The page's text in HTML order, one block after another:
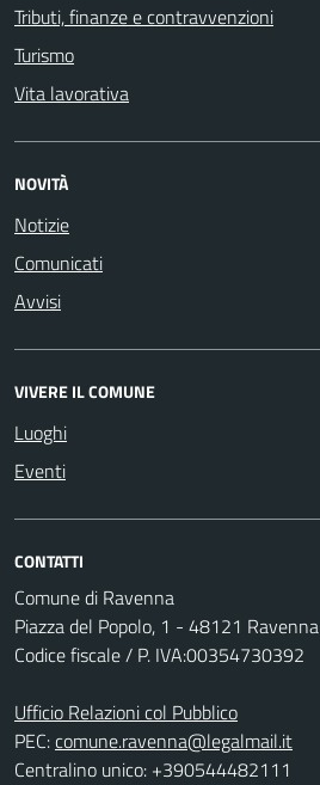
Tributi, finanze e contravvenzioni
Turismo
Vita lavorativa
NOVITÀ
Notizie
Comunicati
Avvisi
VIVERE IL COMUNE
Luoghi
Eventi
CONTATTI
Comune di Ravenna
Piazza del Popolo, 1 - 48121 Ravenna
Codice fiscale / P. IVA:00354730392
Ufficio Relazioni col Pubblico
PEC:comune.ravenna@legalmail.it
Centralino unico: +390544482111